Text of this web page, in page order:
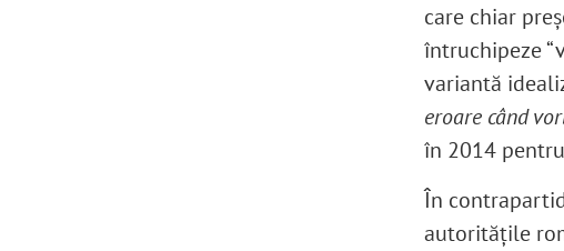
care chiar
întruchipeze
variantă
eroare când
în 2014 pentru
În
autoritățile